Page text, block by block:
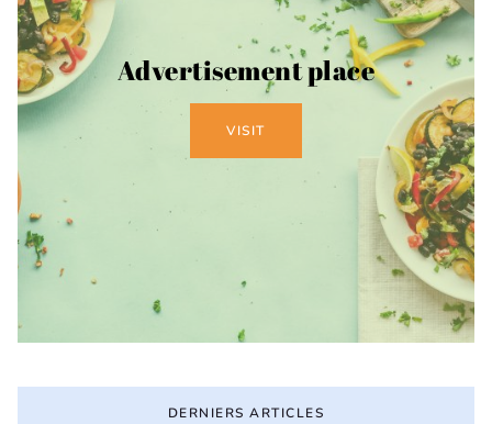
Advertisement place
VISIT
DERNIERS ARTICLES